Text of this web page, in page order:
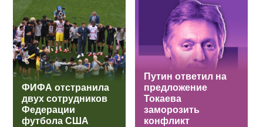
ФИФА отстранила
двух сотрудников
Федерации
футбола США
Путин ответил на
предложение
Токаева
заморозить
конфликт